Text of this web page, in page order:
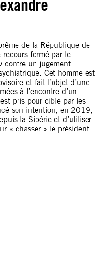
de la République de
recours formé par le
contre un jugement
Cet homme est
et fait l’objet d’une
à l’encontre d’un
pris pour cible par les
son intention, en 2019,
la Sibérie et d’utiliser
« chasser » le président